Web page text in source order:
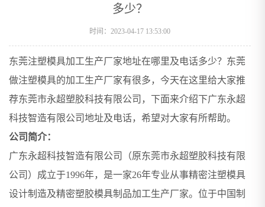
多少？
时间：2023-04-17 13:53:00
东莞注塑模具加工生产厂家地址在哪里及电话多少？东莞
做注塑模具的加工生产厂家有很多，今天在这里给大家推
荐东莞市永超塑胶科技有限公司，下面来介绍下广东永超
科技智造有限公司地址及电话，希望对大家有所帮助。
公司简介：
广东永超科技智造有限公司（原东莞市永超塑胶科技有限
公司）成立于1996年，是一家26年专业从事精密注塑模具
设计制造及精密塑胶模具制品加工生产厂家。位于中国制